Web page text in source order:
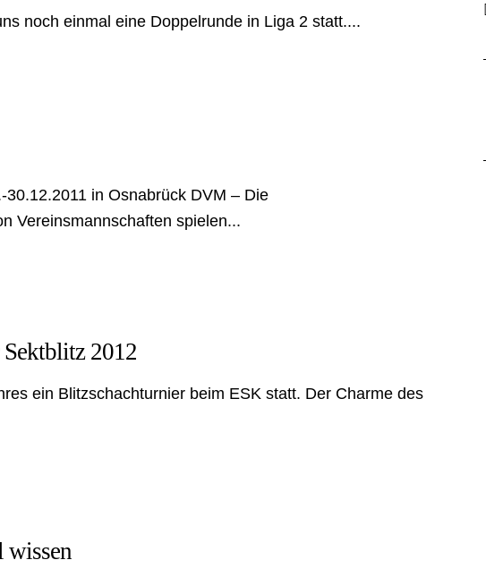
noch einmal eine Doppelrunde in Liga 2 statt....
in Osnabrück DVM – Die
Vereinsmannschaften spielen...
2012
ein Blitzschachturnier beim ESK statt. Der Charme des
wissen